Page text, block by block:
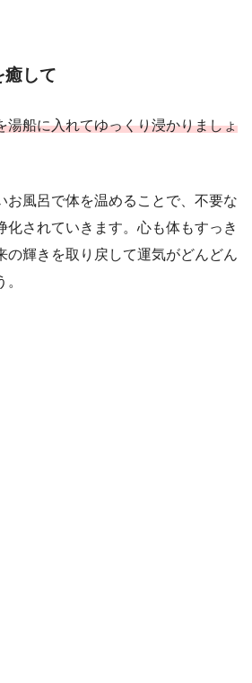
癒して
湯船に入れてゆっくり浸かりましょ
お風呂で体を温めることで、不要な
化されていきます。心も体もすっき
の輝きを取り戻して運気がどんどん